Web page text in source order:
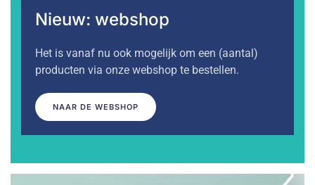
Nieuw: webshop
Het is vanaf nu ook mogelijk om een (aantal)
producten via onze webshop te bestellen.
NAAR DE WEBSHOP